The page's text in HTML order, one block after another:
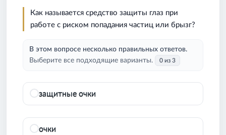
Как называется средство защиты глаз при
работе с риском попадания частиц или брызг?
В этом вопросе несколько правильных ответов.
Выберите все подходящие варианты.
0 из 3
защитные очки
очки